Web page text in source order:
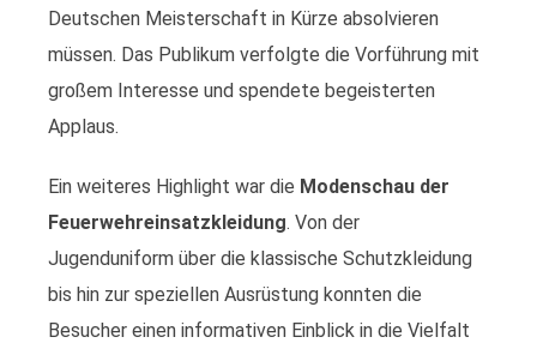
Deutschen Meisterschaft in Kürze absolvieren
müssen. Das Publikum verfolgte die Vorführung mit
großem Interesse und spendete begeisterten
Applaus.
Ein weiteres Highlight war die Modenschau der
Feuerwehreinsatzkleidung. Von der
Jugenduniform über die klassische Schutzkleidung
bis hin zur speziellen Ausrüstung konnten die
Besucher einen informativen Einblick in die Vielfalt